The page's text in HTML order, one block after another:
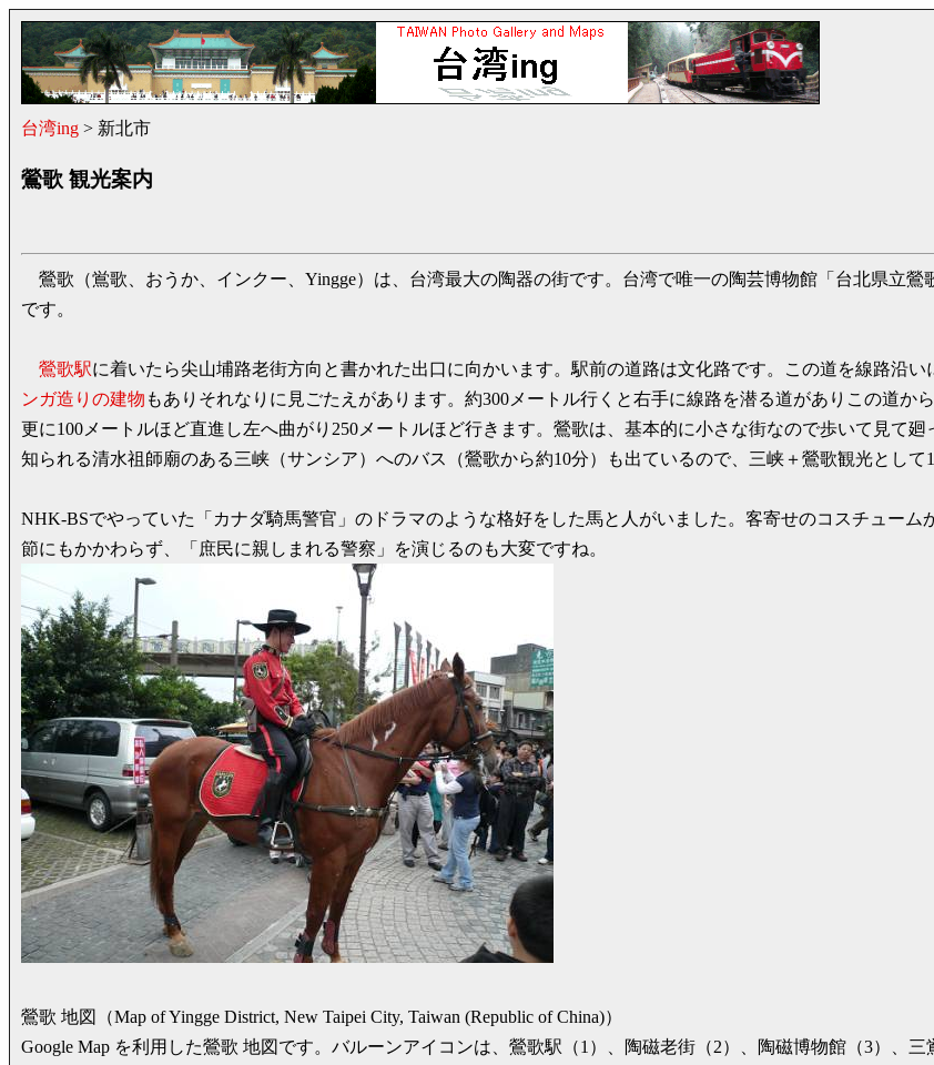
台湾ing > 新北市
鶯歌 観光案内
鶯歌（鴬歌、おうか、インクー、Yingge）は、台湾最大の陶器の街です。台湾で唯一の陶芸博物館「台北県立
です。
鶯歌駅に着いたら尖山埔路老街方向と書かれた出口に向かいます。駅前の道路は文化路です。この道を線路沿
ンガ造りの建物 もありそれなりに見ごたえがあります。約300メートル行くと右手に線路を潜る道がありこの道か
更に100メートルほど直進し左へ曲がり250メートルほど行きます。鶯歌は、基本的に小さな街なので歩いて見て
知られる清水祖師廟のある三峡（サンシア）へのバス（鶯歌から約10分）も出ているので、三峡＋鶯歌観光として
NHK-BSでやっていた「カナダ騎馬警官」のドラマのような格好をした馬と人がいました。客寄せのコスチュー
節にもかかわらず、「庶民に親しまれる警察」を演じるのも大変ですね。
鶯歌 地図（Map of Yingge District, New Taipei City, Taiwan (Republic of China)）
Google Map を利用した鶯歌 地図です。バルーンアイコンは、鶯歌駅（1）、陶磁老街（2）、陶磁博物館（3）、